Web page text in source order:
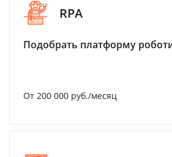
RPA
Подобрать платформу
От 200 000 руб./месяц